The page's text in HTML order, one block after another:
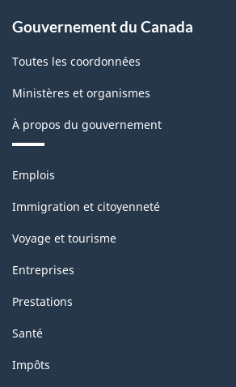
la
classification
Gouvernement du Canada
Toutes les coordonnées
Ministères et organismes
À propos du gouvernement
Thèmes
sujets
Emplois
Immigration et citoyenneté
Voyage et tourisme
Entreprises
Prestations
Santé
Impôts